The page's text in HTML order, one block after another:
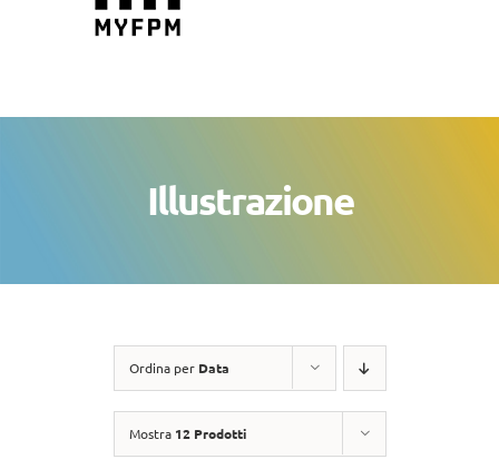
Illustrazione
Ordina per Data
Mostra 12 Prodotti